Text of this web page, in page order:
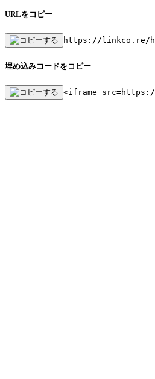
URLをコピー
https://linkco.re/
埋め込みコードをコピー
<iframe